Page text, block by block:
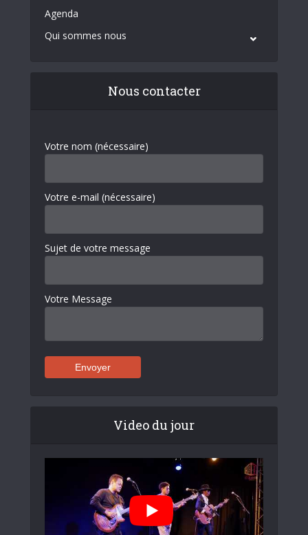
Agenda
Qui sommes nous
Nous contacter
Votre nom (nécessaire)
Votre e-mail (nécessaire)
Sujet de votre message
Votre Message
Video du jour